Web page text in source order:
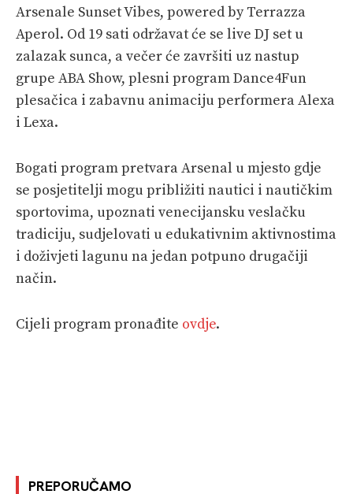
Arsenale Sunset Vibes, powered by Terrazza
Aperol. Od 19 sati održavat će se live DJ set u
zalazak sunca, a večer će završiti uz nastup
grupe ABA Show, plesni program Dance4Fun
plesačica i zabavnu animaciju performera Alexa
i Lexa.
Bogati program pretvara Arsenal u mjesto gdje
se posjetitelji mogu približiti nautici i nautičkim
sportovima, upoznati venecijansku veslačku
tradiciju, sudjelovati u edukativnim aktivnostima
i doživjeti lagunu na jedan potpuno drugačiji
način.
Cijeli program pronađite ovdje.
PREPORUČAMO